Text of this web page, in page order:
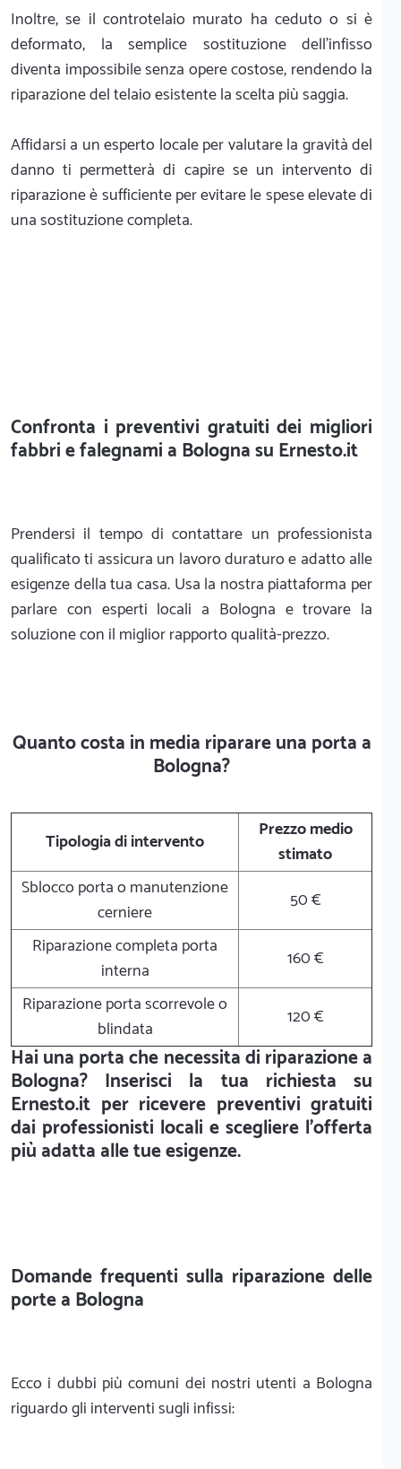
Inoltre, se il controtelaio murato ha ceduto o si è
deformato, la semplice sostituzione dell'infisso
diventa impossibile senza opere costose, rendendo la
riparazione del telaio esistente la scelta più saggia.
Affidarsi a un esperto locale per valutare la gravità del
danno ti permetterà di capire se un intervento di
riparazione è sufficiente per evitare le spese elevate di
una sostituzione completa.
Confronta i preventivi gratuiti dei migliori
fabbri e falegnami a Bologna su Ernesto.it
Prendersi il tempo di contattare un professionista
qualificato ti assicura un lavoro duraturo e adatto alle
esigenze della tua casa. Usa la nostra piattaforma per
parlare con esperti locali a Bologna e trovare la
soluzione con il miglior rapporto qualità-prezzo.
Quanto costa in media riparare una porta a
Bologna?
Tipologia di intervento
Prezzo medio
stimato
Sblocco porta o manutenzione
cerniere
50 €
Riparazione completa porta
interna
160 €
Riparazione porta scorrevole o
blindata
120 €
Hai una porta che necessita di riparazione a
Bologna? Inserisci la tua richiesta su
Ernesto.it per ricevere preventivi gratuiti
dai professionisti locali e scegliere l'offerta
più adatta alle tue esigenze.
Domande frequenti sulla riparazione delle
porte a Bologna
Ecco i dubbi più comuni dei nostri utenti a Bologna
riguardo gli interventi sugli infissi: